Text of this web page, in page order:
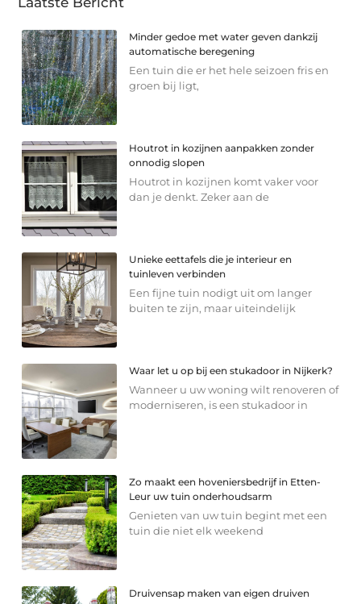
Minder gedoe met water geven dankzij
automatische beregening
Een tuin die er het hele seizoen fris en
groen bij ligt,
Houtrot in kozijnen aanpakken zonder
onnodig slopen
Houtrot in kozijnen komt vaker voor
dan je denkt. Zeker aan de
Unieke eettafels die je interieur en
tuinleven verbinden
Een fijne tuin nodigt uit om langer
buiten te zijn, maar uiteindelijk
Waar let u op bij een stukadoor in Nijkerk?
Wanneer u uw woning wilt renoveren of
moderniseren, is een stukadoor in
Zo maakt een hoveniersbedrijf in Etten-
Leur uw tuin onderhoudsarm
Genieten van uw tuin begint met een
tuin die niet elk weekend
Druivensap maken van eigen druiven